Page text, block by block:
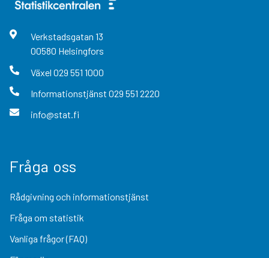
Verkstadsgatan 13
00580 Helsingfors
Växel 029 551 1000
Informationstjänst 029 551 2220
info@stat.fi
Fråga oss
Rådgivning och informationstjänst
Fråga om statistik
Vanliga frågor (FAQ)